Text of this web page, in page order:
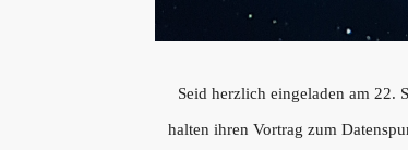
Seid herzlich eingeladen am 22.
halten ihren Vortrag zum